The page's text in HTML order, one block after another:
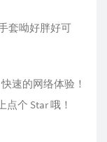
套呦好胖好可
速的网络体验！
个 Star 哦！